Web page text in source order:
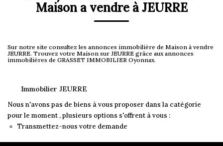
L'AGENCE
CONTACT
Surface min Budget max
Maison a vendre à JEURRE
Sur notre site consultez les annonces immobilière de Maison à vendre
JEURRE. Trouvez votre Maison sur JEURRE grâce aux annonces
immobilières de GRASSET IMMOBILIER Oyonnax.
Immobilier JEURRE
Nous n'avons pas de biens à vous proposer dans la catégorie
pour le moment , plusieurs options s'offrent à vous :
Transmettez-nous votre demande